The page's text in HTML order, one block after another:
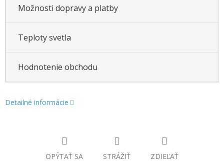
Možnosti dopravy a platby
Teploty svetla
Hodnotenie obchodu
Detailné informácie
OPÝTAŤ SA STRÁŽIŤ ZDIEĽAŤ